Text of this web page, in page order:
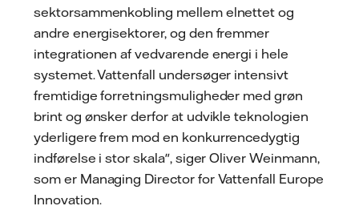
sektorsammenkobling mellem elnettet og
andre energisektorer, og den fremmer
integrationen af vedvarende energi i hele
systemet. Vattenfall undersøger intensivt
fremtidige forretningsmuligheder med grøn
brint og ønsker derfor at udvikle teknologien
yderligere frem mod en konkurrencedygtig
indførelse i stor skala", siger Oliver Weinmann,
som er Managing Director for Vattenfall Europe
Innovation.